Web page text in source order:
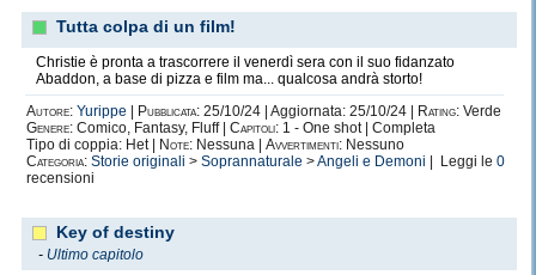
Tutta colpa di un film!
Christie è pronta a trascorrere il venerdì sera con il suo fidanzato
Abaddon, a base di pizza e film ma... qualcosa andrà storto!
Autore: Yurippe Pubblicata: 25/10/24 | Aggiornata: 25/10/24 | Rating: Verde
Genere: Comico, Fantasy, Fluff | Capitoli: 1 - One shot | Completa
Tipo di coppia: Het |
Note: Nessuna | Avvertimenti: Nessuno
Categoria: Storie originali > Soprannaturale >Angeli e Demoni | Leggi le 0
recensioni
Key of destiny
- Ultimo capitolo